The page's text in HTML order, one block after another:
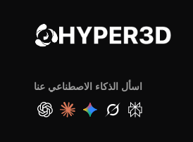
اسأل الذكاء الاصطناعي عنا